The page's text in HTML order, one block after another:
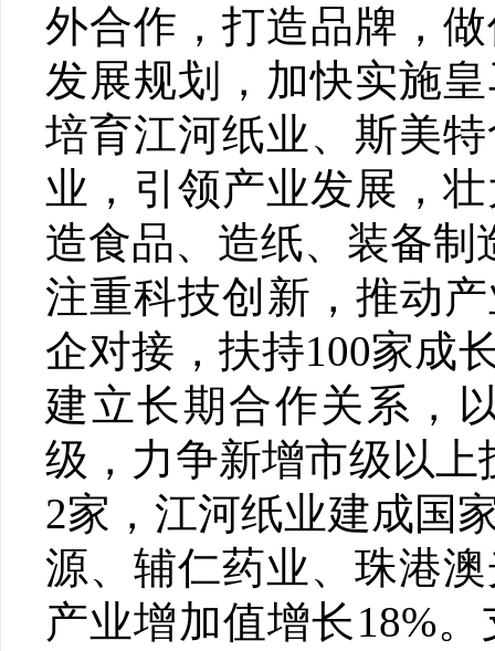
外合作，打造品牌，
发展规划，加快实施
培育江河纸业、斯美
业，引领产业发展，
造食品、造纸、装备
注重科技创新，推动
企对接，扶持100家成
建立长期合作关系，
级，力争新增市级以
2家，江河纸业建成国
源、辅仁药业、珠港
产业增加值增长18%